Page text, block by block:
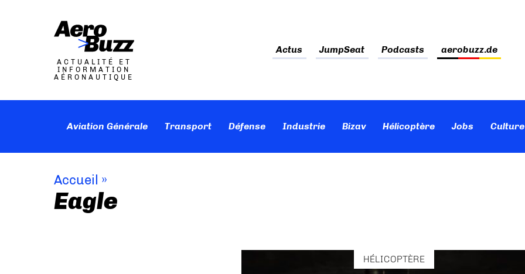
ACTUALITÉ ET
INFORMATION
AÉRONAUTIQUE
Actus JumpSeat Podcasts aerobuzz.de
Aviation Générale Transport Défense Industrie Bizav Hélicoptère Jobs
Accueil »
Eagle
HÉLICOPTÈRE